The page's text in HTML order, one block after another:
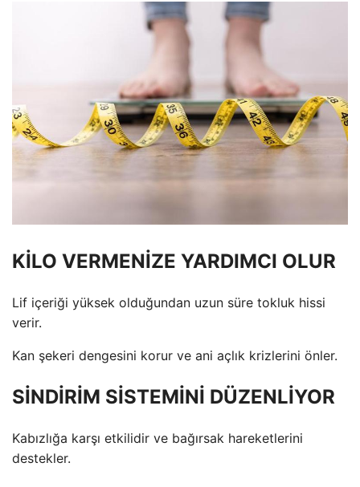
KİLO VERMENİZE YARDIMCI OLUR
Lif içeriği yüksek olduğundan uzun süre tokluk hissi
verir.
Kan şekeri dengesini korur ve ani açlık krizlerini önler.
SİNDİRİM SİSTEMİNİ DÜZENLİYOR
Kabızlığa karşı etkilidir ve bağırsak hareketlerini
destekler.